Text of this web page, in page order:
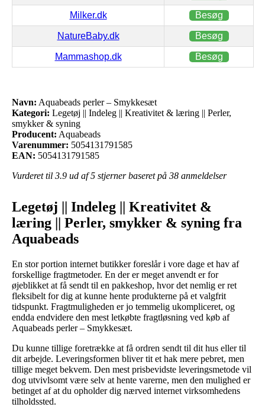
Milker.dk Besøg
NatureBaby.dk Besøg
Mammashop.dk Besøg
Navn: Aquabeads perler – Smykkesæt
Kategori: Legetøj || Indeleg || Kreativitet & læring || Perler,
smykker & syning
Producent: Aquabeads
Varenummer: 5054131791585
EAN: 5054131791585
Vurderet til 3.9 ud af 5 stjerner baseret på 38 anmeldelser
Legetøj || Indeleg || Kreativitet &
læring || Perler, smykker & syning fra
Aquabeads
En stor portion internet butikker foreslår i vore dage et hav af
forskellige fragtmetoder. En der er meget anvendt er for
øjeblikket at få sendt til en pakkeshop, hvor det nemlig er ret
fleksibelt for dig at kunne hente produkterne på et valgfrit
tidspunkt. Fragtmuligheden er jo temmelig ukompliceret, og
endda endvidere den mest letkøbte fragtløsning ved køb af
Aquabeads perler – Smykkesæt.
Du kunne tillige foretrække at få ordren sendt til dit hus eller til
dit arbejde. Leveringsformen bliver tit et hak mere pebret, men
tillige meget bekvem. Den mest prisbevidste leveringsmetode vil
dog utvivlsomt være selv at hente varerne, men den mulighed er
betinget af at du opholder dig nærved internet virksomhedens
tilholdssted.